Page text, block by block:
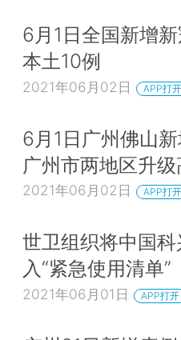
6月1日全国新增
本土10例
2021年06月02日 APP打开
6月1日广州佛山
广州市两地区升
2021年06月02日 APP打开
世卫组织将中国
入“紧急使用清单”
2021年06月01日 APP打开